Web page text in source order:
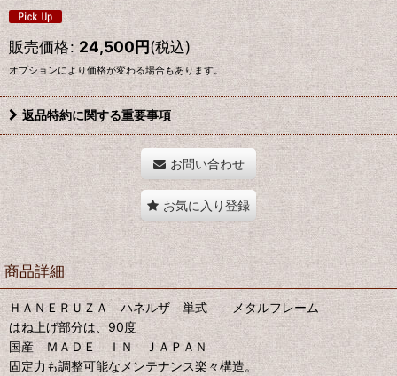
販売価格: 24,500円(税込)
オプションにより価格が変わる場合もあります。
返品特約に関する重要事項
お問い合わせ
お気に入り登録
商品詳細
ＨＡＮＥＲＵＺＡ ハネルザ 単式 メタルフレーム
はね上げ部分は、90度
国産 ＭＡＤＥ ＩＮ ＪＡＰＡＮ
固定力も調整可能なメンテナンス楽々構造。